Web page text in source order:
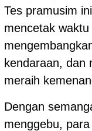
Tes pramusim
mencetak
kendaraan, dan
meraih
Dengan
menggebu,